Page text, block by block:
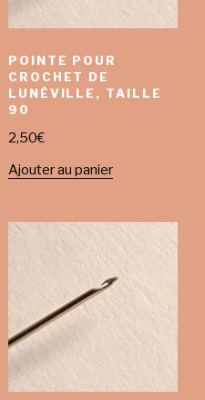
POINTE POUR
CROCHET DE
LUNÉVILLE, TAILLE
90
2,50€
Ajouter au panier